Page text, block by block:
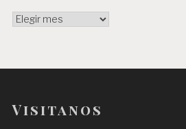
Archivos
Visitanos